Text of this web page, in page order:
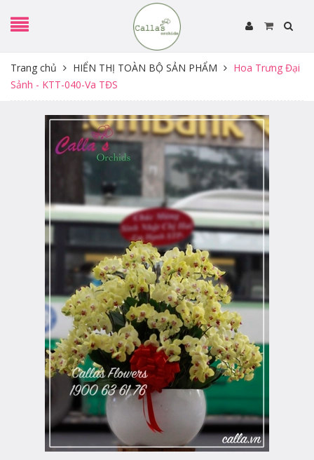
Trang chủ HIỂN THỊ TOÀN BỘ SẢN PHẨM
Hoa Trưng Đại
Sảnh - KTT-040-Va TĐS